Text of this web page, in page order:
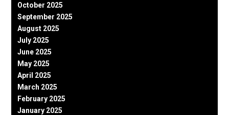
October 2025
September 2025
August 2025
July 2025
June 2025
May 2025
April 2025
March 2025
February 2025
January 2025